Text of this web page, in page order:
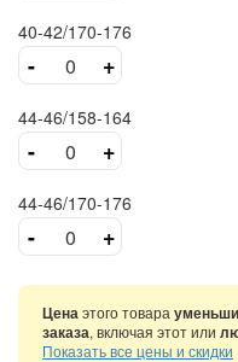
40-42/170-176
- +
44-46/158-164
- +
44-46/170-176
- +
Ценаэтого товара
заказа, включая этот или
Показать все цены и скидки